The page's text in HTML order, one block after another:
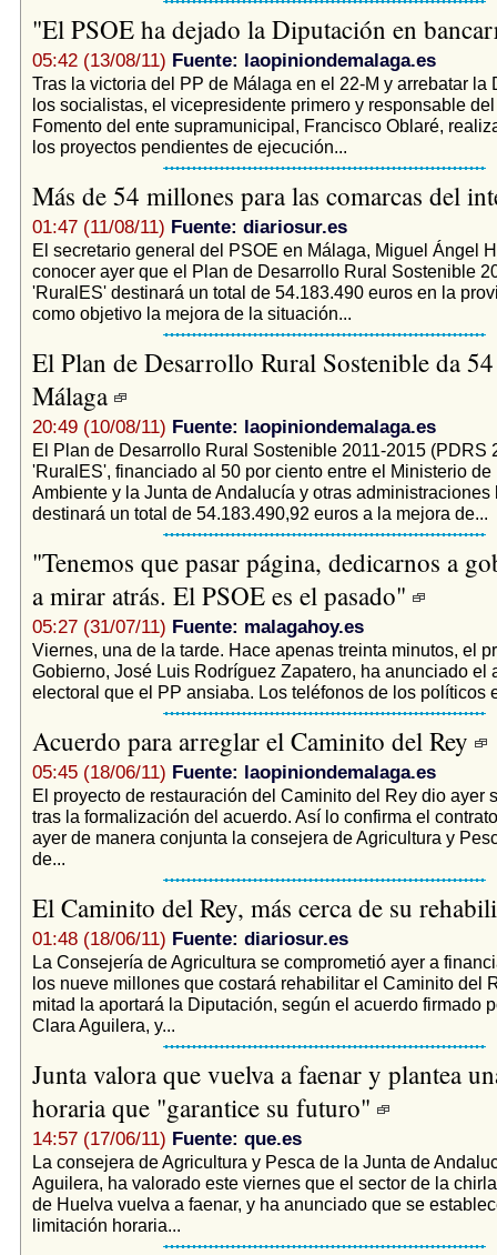
"El PSOE ha dejado la Diputación en
05:42 (13/08/11) Fuente: laopiniondemalaga.es
Tras la victoria del PP de Málaga en el 22-M y arrebatar la
los socialistas, el vicepresidente primero y responsable
Fomento del ente supramunicipal, Francisco Oblaré,
los proyectos pendientes de ejecución...
Más de 54 millones para las comarcas del
01:47 (11/08/11) Fuente: diariosur.es
El secretario general del PSOE en Málaga, Miguel Ángel
conocer ayer que el Plan de Desarrollo Rural Sostenible
'RuralES' destinará un total de 54.183.490 euros en la
como objetivo la mejora de la situación...
El Plan de Desarrollo Rural Sostenible da
Málaga
20:49 (10/08/11) Fuente: laopiniondemalaga.es
El Plan de Desarrollo Rural Sostenible 2011-2015 (PDRS
'RuralES', financiado al 50 por ciento entre el Ministerio de
Ambiente y la Junta de Andalucía y otras administraciones
destinará un total de 54.183.490,92 euros a la mejora de...
"Tenemos que pasar página, dedicarnos a
a mirar atrás. El PSOE es el pasado"
05:27 (31/07/11) Fuente: malagahoy.es
Viernes, una de la tarde. Hace apenas treinta minutos, el
Gobierno, José Luis Rodríguez Zapatero, ha anunciado el
electoral que el PP ansiaba. Los teléfonos de los políticos
Acuerdo para arreglar el Caminito del Rey
05:45 (18/06/11) Fuente: laopiniondemalaga.es
El proyecto de restauración del Caminito del Rey dio ayer
tras la formalización del acuerdo. Así lo confirma el
ayer de manera conjunta la consejera de Agricultura y
de...
El Caminito del Rey, más cerca de su
01:48 (18/06/11) Fuente: diariosur.es
La Consejería de Agricultura se comprometió ayer a
los nueve millones que costará rehabilitar el Caminito del
mitad la aportará la Diputación, según el acuerdo firmado
Clara Aguilera, y...
Junta valora que vuelva a faenar y plantea
horaria que "garantice su futuro"
14:57 (17/06/11) Fuente: que.es
La consejera de Agricultura y Pesca de la Junta de
Aguilera, ha valorado este viernes que el sector de la
de Huelva vuelva a faenar, y ha anunciado que se
limitación horaria...